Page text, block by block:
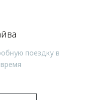
поездку в